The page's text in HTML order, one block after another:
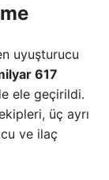
uyuşturucu
617
ele geçirildi.
üç ayrı
ve ilaç